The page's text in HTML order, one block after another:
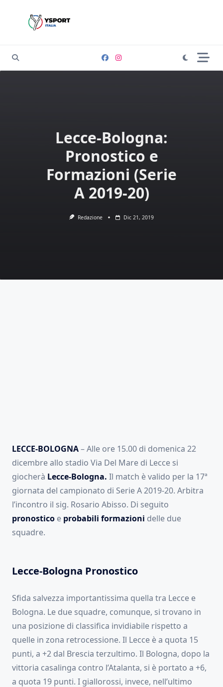
Lecce-Bologna:
Pronostico e
Formazioni (Serie
A 2019-20)
Redazione Dic 21, 2019
LECCE-BOLOGNA– Alle ore 15.00 di domenica 22
dicembre allo stadio Via Del Mare di Lecce si
giocherà Lecce-Bologna. Il match è valido per la 17ª
giornata del campionato di Serie A 2019-20. Arbitra
l’incontro il sig. Rosario Abisso. Di seguito
pronostico e probabili formazioni delle due
squadre.
Lecce-Bologna Pronostico
Sfida salvezza importantissima quella tra Lecce e
Bologna. Le due squadre, comunque, si trovano in
una posizione di classifica invidiabile rispetto a
quelle in zona retrocessione. Il Lecce è a quota 15
punti, a +2 dal Brescia terzultimo. Il Bologna, dopo la
vittoria casalinga contro l’Atalanta, si è portato a +6,
a quota 19 punti. I giallorossi, invece, nell’ultimo